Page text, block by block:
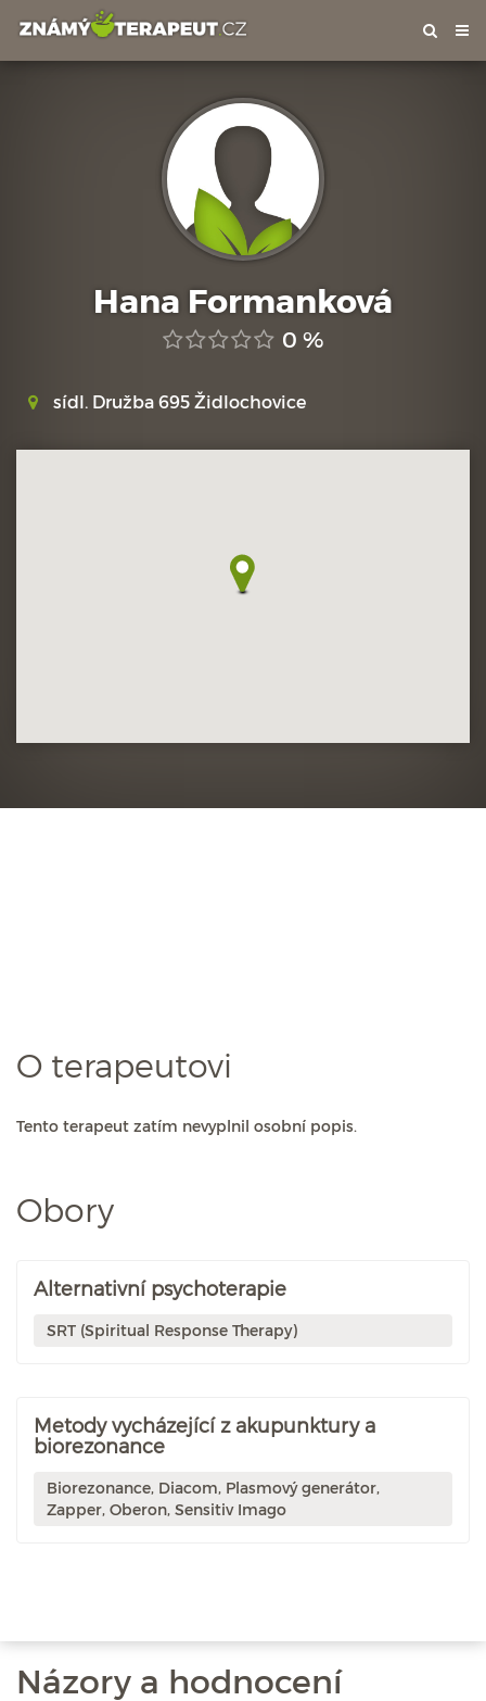
Hana Formanková
0 %
sídl. Družba 695 Židlochovice
O terapeutovi
Tento terapeut zatím nevyplnil osobní popis.
Obory
Alternativní psychoterapie
SRT (Spiritual Response Therapy)
Metody vycházející z akupunktury a
biorezonance
Biorezonance, Diacom, Plasmový generátor,
Zapper, Oberon, Sensitiv Imago
Názory a hodnocení